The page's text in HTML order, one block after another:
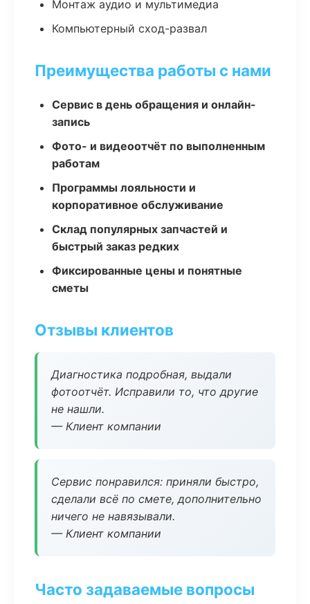
Монтаж аудио и мультимедиа
Компьютерный сход-развал
Преимущества работы с нами
Сервис в день обращения и онлайн-
запись
Фото- и видеоотчёт по выполненным
работам
Программы лояльности и
корпоративное обслуживание
Склад популярных запчастей и
быстрый заказ редких
Фиксированные цены и понятные
сметы
Отзывы клиентов
Диагностика подробная, выдали
фотоотчёт. Исправили то, что другие
не нашли.
— Клиент компании
Сервис понравился: приняли быстро,
сделали всё по смете, дополнительно
ничего не навязывали.
— Клиент компании
Часто задаваемые вопросы